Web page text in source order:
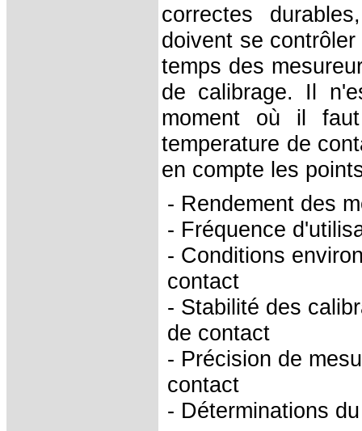
correctes
doivent se
temps des
de calibrage. Il
moment où il
temperature de
en compte les
- Rendement des
- Fréquence
- Conditions
contact
- Stabilité des
de contact
- Précision de
contact
- Déterminations